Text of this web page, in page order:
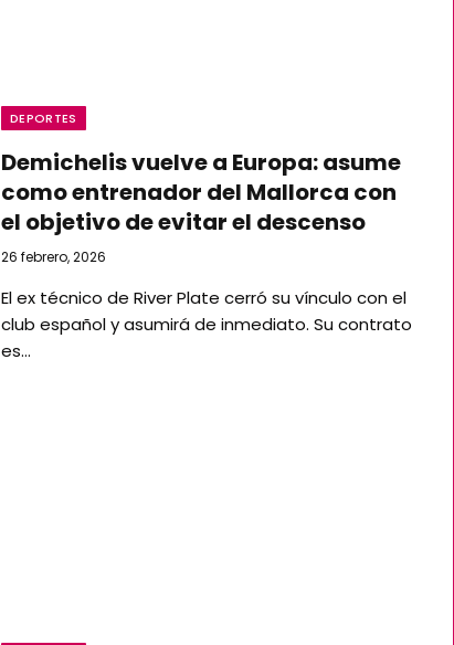
DEPORTES
Demichelis vuelve a Europa: asume
como entrenador del Mallorca con
el objetivo de evitar el descenso
26 febrero, 2026
El ex técnico de River Plate cerró su vínculo con el
club español y asumirá de inmediato. Su contrato
es…